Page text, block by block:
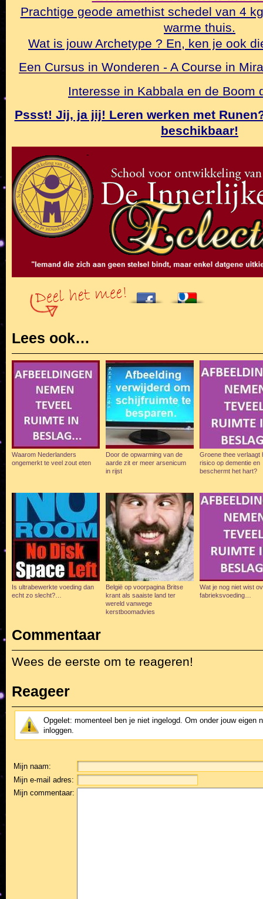
Prachtige geode amethist schedel van 4
warme thuis.
Wat is jouw Archetype ? En, ken je ook
Een Cursus in Wonderen - A Course in
Interesse in Kabbala en de Boom
Pssst! Jij, ja jij! Leren werken met
beschikbaar!
Lees ook…
Waarom Nederlanders
ongemerkt te veel zout eten
Door de opwarming van de
aarde zit er meer arsenicum
in rijst
Groene thee verlaagt
risico op dementie en
beschermt het hart?
Is ultrabewerkte voeding dan
echt zo slecht?…
België op voorpagina Britse
krant als saaiste land ter
wereld vanwege
kerstboomadvies
Wat je nog niet wist
fabrieksvoeding…
Commentaar
Wees de eerste om te reageren!
Reageer
Opgelet: momenteel ben je niet ingelogd. Om onder jouw eigen
inloggen.
Mijn naam:
Mijn e-mail adres:
Mijn commentaar: